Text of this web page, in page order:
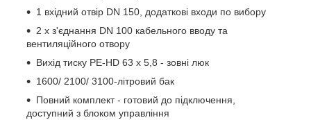
1 вхідний отвір DN 150, додаткові входи по вибору
2 х з'єднання DN 100 кабельного вводу та
вентиляційного отвору
Вихід тиску PE-HD 63 x 5,8 - зовні люк
1600/ 2100/ 3100-літровий бак
Повний комплект - готовий до підключення,
доступний з блоком управління